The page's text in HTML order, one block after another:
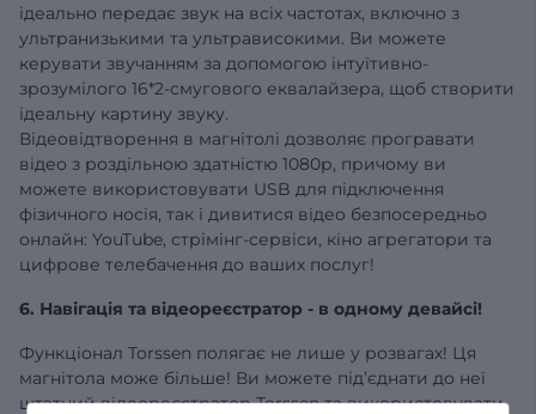
ідеально передає звук на всіх частотах, включно з
ультранизькими та ультрависокими. Ви можете
керувати звучанням за допомогою інтуїтивно-
зрозумілого 16*2-смугового еквалайзера, щоб створити
ідеальну картину звуку.
Відеовідтворення в магнітолі дозволяє програвати
відео з роздільною здатністю 1080р, причому ви
можете використовувати USB для підключення
фізичного носія, так і дивитися відео безпосередньо
онлайн: YouTube, стрімінг-сервіси, кіно агрегатори та
цифрове телебачення до ваших послуг!
6. Навігація та відеореєстратор - в одному девайсі!
Функціонал Torssen полягає не лише у розвагах! Ця
магнітола може більше! Ви можете під’єднати до неї
штатний відеореєстратор Torssen та використовувати